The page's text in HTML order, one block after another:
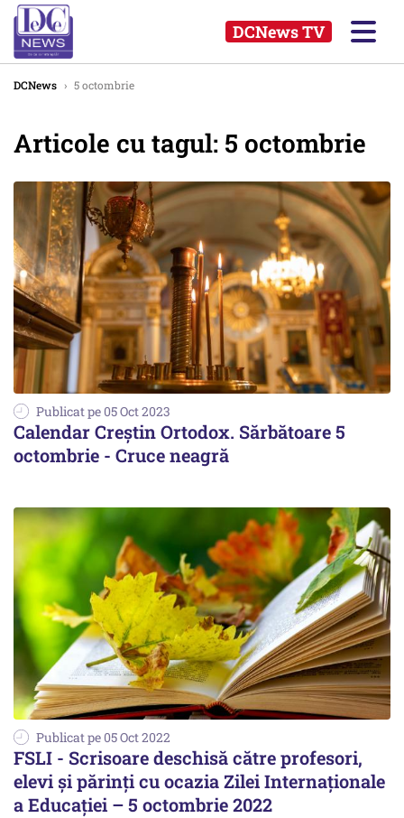
DCNews TV
DCNews › 5 octombrie
Articole cu tagul: 5 octombrie
Publicat pe 05 Oct 2023
Calendar Creștin Ortodox. Sărbătoare 5
octombrie - Cruce neagră
Publicat pe 05 Oct 2022
FSLI - Scrisoare deschisă către profesori,
elevi și părinți cu ocazia Zilei Internaționale
a Educației – 5 octombrie 2022